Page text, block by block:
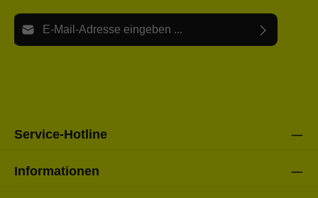
E-Mail-Adresse*
Service-Hotline
Informationen